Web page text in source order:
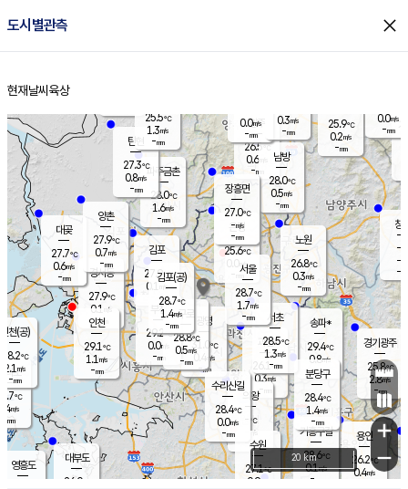
도시별관측 close
홈
현재날씨 육상
의도
℃
m/s
mm
영흥도
양주
26.5℃
0.6
-mm
과천
26.1℃
0.3m/s
- mm
용인
26.2℃
0.4m/s
경기광주
25.8℃
2.8m/s
-mm
대부도
26.0
경서동
27.9℃
0.1 m/s
-mm
파주금촌
28.0℃
1.6m/s
-mm
25.9℃
0.2m/s
-mm
대곶
27.7℃
0.6m/s
-mm
창
-
-m/
-
탄현
27.3℃
0.8m/s
-mm
0.0m/s
-mm
의왕
- ℃
m/s
mm
김포
27.9℃
0.1 m/s
mm
광명
31.0
℃
0.4 m/s
-mm
부천
29.2℃
0.0m/s
-mm
양촌
27.9℃
0.7m/s
-mm
구로
28.8℃
0.5m/s
-mm
은평
25.6℃
0.0 m/s
- mm
노원
26.8℃
0.3m/s
-mm
송파*
29.4℃
0.8m/s
-mm
서초
28.5℃
1.3m/s
-mm
남방
28.0℃
0.5m/s
-mm
기흥구갈
28.6℃
0.1m/s
-
수리산길
28.4℃
0.0m/s
-mm
분당구
28.4℃
1.4m/s
-mm
장흥면
27.0℃
-m/s
-mm
0.0m/s
-mm
인천(공)
28.2℃
2.1 m/s
-mm
김포(공)
28.7℃
1.4m/s
-mm
수원
27.1℃
0.9m/s
인천
29.1℃
1.1 m/s
-mm
서울
28.7℃
1.7m/s
-mm
25.5℃
1.3m/s
-mm
0.3m/s
-mm
+
−
20 km